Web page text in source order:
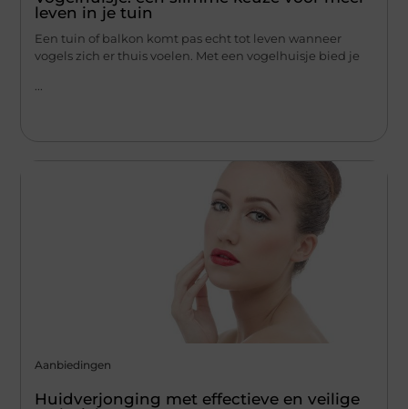
leven in je tuin
Een tuin of balkon komt pas echt tot leven wanneer
vogels zich er thuis voelen. Met een vogelhuisje bied je
Aanbiedingen
Huidverjonging met effectieve en veilige